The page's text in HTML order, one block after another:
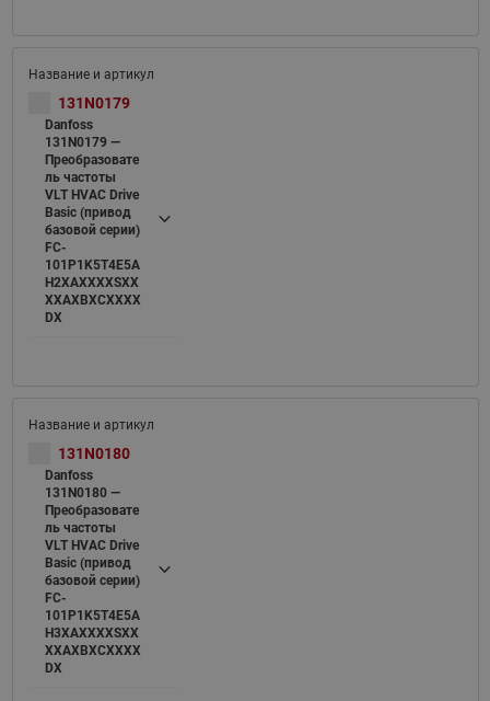
131N0179
Danfoss
131N0179 —
Преобразовате
ль частоты
VLT HVAC Drive
Basic (привод
базовой серии)
FC-
101P1K5T4E5A
H2XAXXXXSXX
XXAXBXCXXXX
DX
131N0180
Danfoss
131N0180 —
Преобразовате
ль частоты
VLT HVAC Drive
Basic (привод
базовой серии)
FC-
101P1K5T4E5A
H3XAXXXXSXX
XXAXBXCXXXX
DX